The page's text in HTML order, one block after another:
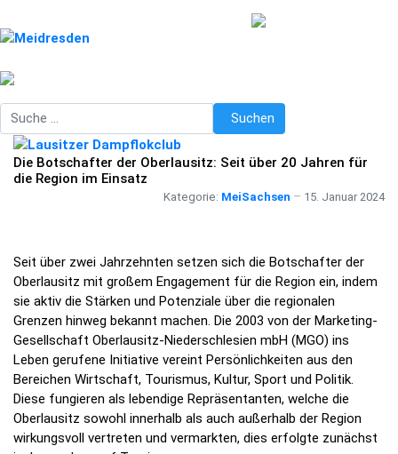
Suchen Suchen
Die Botschafter der Oberlausitz: Seit über 20 Jahren für
die Region im Einsatz
Kategorie: MeiSachsen 15. Januar 2024
Seit über zwei Jahrzehnten setzen sich die Botschafter der
Oberlausitz mit großem Engagement für die Region ein, indem
sie aktiv die Stärken und Potenziale über die regionalen
Grenzen hinweg bekannt machen. Die 2003 von der Marketing-
Gesellschaft Oberlausitz-Niederschlesien mbH (MGO) ins
Leben gerufene Initiative vereint Persönlichkeiten aus den
Bereichen Wirtschaft, Tourismus, Kultur, Sport und Politik.
Diese fungieren als lebendige Repräsentanten, welche die
Oberlausitz sowohl innerhalb als auch außerhalb der Region
wirkungsvoll vertreten und vermarkten, dies erfolgte zunächst